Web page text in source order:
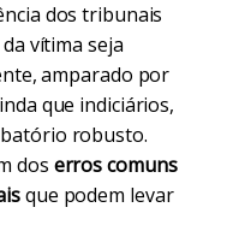
dos tribunais
vítima seja
amparado por
que indiciários,
robusto.
dos erros comuns
que podem levar